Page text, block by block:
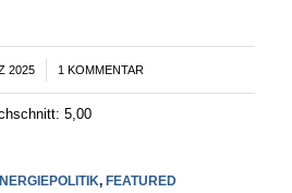
2025 1 KOMMENTAR
5,00
, FEATURED